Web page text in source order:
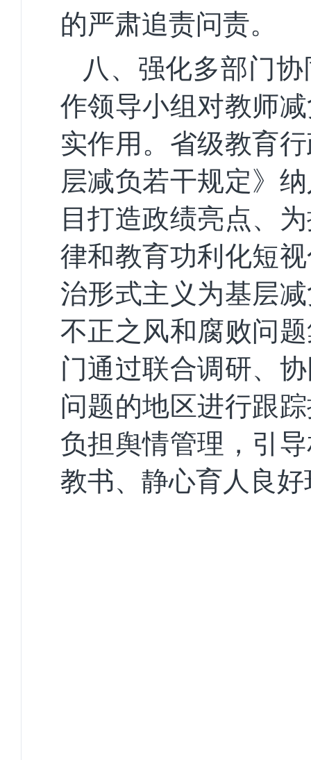
的严肃追责问责。
八、强化多部门
作领导小组对教师
实作用。省级教育
层减负若干规定》
目打造政绩亮点、
律和教育功利化短
治形式主义为基层
不正之风和腐败问
门通过联合调研、
问题的地区进行跟
负担舆情管理，引
教书、静心育人良